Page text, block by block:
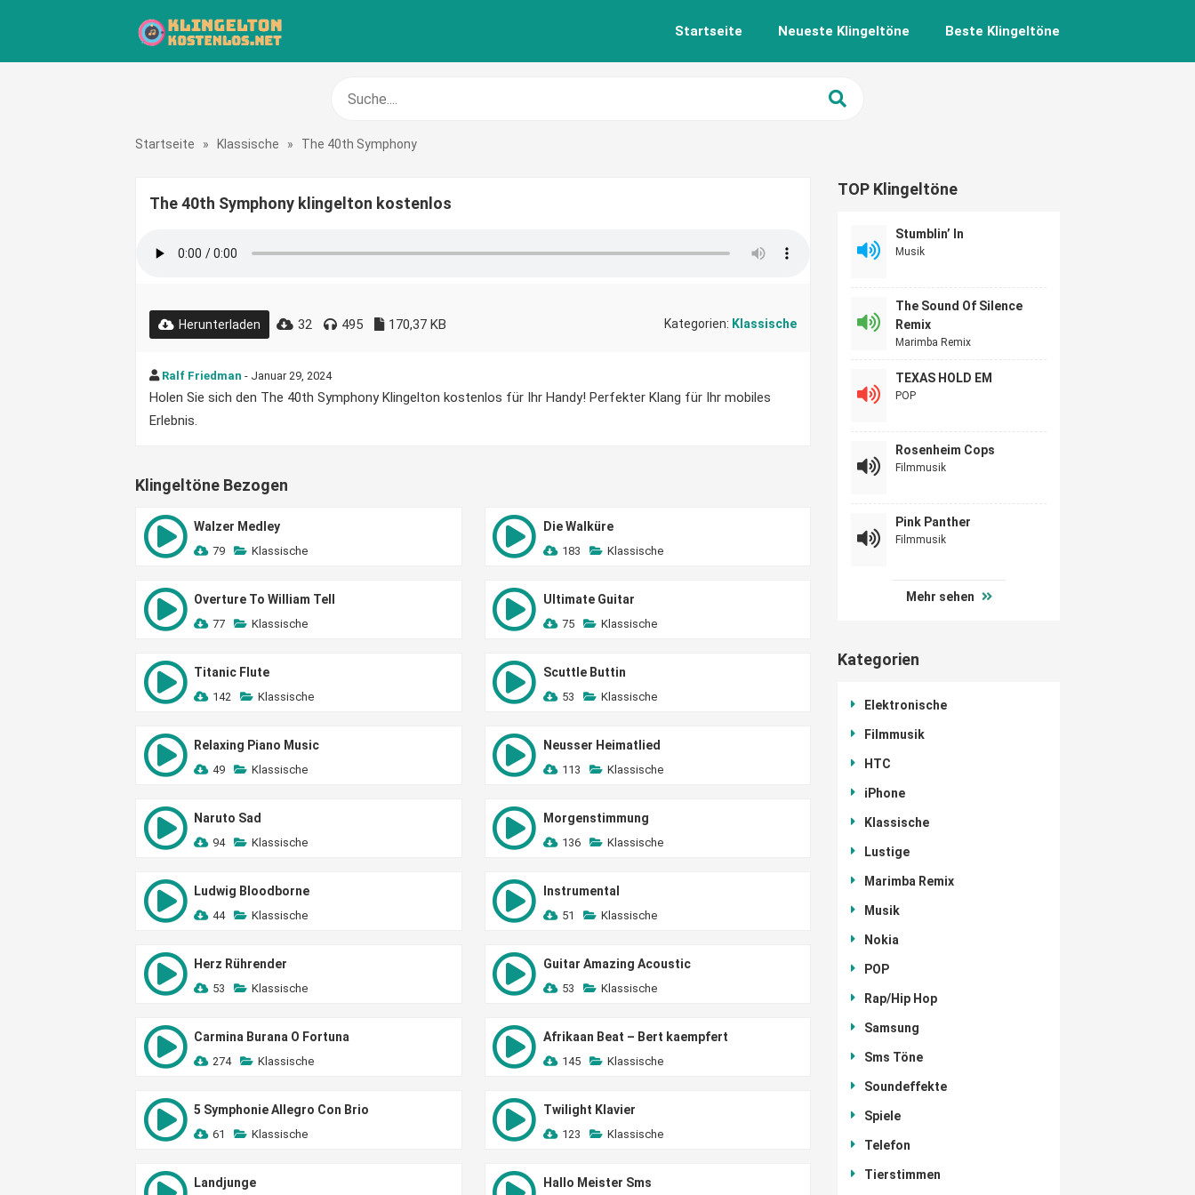
Startseite Neueste Klingeltöne Beste Klingeltöne
Startseite » Klassische » The 40th Symphony
The 40th Symphony klingelton kostenlos
Herunterladen 32 495 170,37 KB Kategorien: Klassische
Ralf Friedman - Januar 29, 2024
Holen Sie sich den The 40th Symphony Klingelton kostenlos für Ihr Handy! Perfekter Klang für Ihr mobiles
Erlebnis.
Klingeltöne Bezogen
Walzer Medley
79 Klassische
Die Walküre
183 Klassische
Overture To William Tell
77 Klassische
Ultimate Guitar
75 Klassische
Titanic Flute
142 Klassische
Scuttle Buttin
53 Klassische
Relaxing Piano Music
49 Klassische
Neusser Heimatlied
113 Klassische
Naruto Sad
94 Klassische
Morgenstimmung
136 Klassische
Ludwig Bloodborne
44 Klassische
Instrumental
51 Klassische
Herz Rührender
53 Klassische
Guitar Amazing Acoustic
53 Klassische
Carmina Burana O Fortuna
274 Klassische
Afrikaan Beat – Bert kaempfert
145 Klassische
5 Symphonie Allegro Con Brio
61 Klassische
Twilight Klavier
123 Klassische
Landjunge Hallo Meister Sms
TOP Klingeltöne
Stumblin’ In
Musik
The Sound Of Silence
Remix
Marimba Remix
TEXAS HOLD EM
POP
Rosenheim Cops
Filmmusik
Pink Panther
Filmmusik
Mehr sehen
Kategorien
Elektronische
Filmmusik
HTC
iPhone
Klassische
Lustige
Marimba Remix
Musik
Nokia
POP
Rap/Hip Hop
Samsung
Sms Töne
Soundeffekte
Spiele
Telefon
Tierstimmen